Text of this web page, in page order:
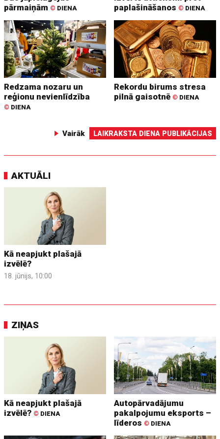
pārmaiņām © DIENA
paplašināšanos © DIENA
Redzama nozaru un
reģionu nevienlīdzība
© DIENA
Rekordu birums stresa
pilnā gaisotnē © DIENA
Vairāk LAIKRAKSTA DIENA PUBLIKĀCIJAS
AKTUĀLI
Kā neapjukt plašajā
izvēlē?
18. jūnijs, 10:00
ZIŅAS
Kā neapjukt plašajā
izvēlē? © DIENA
Autopārvadājumu
pakalpojumu eksports –
līderos © DIENA